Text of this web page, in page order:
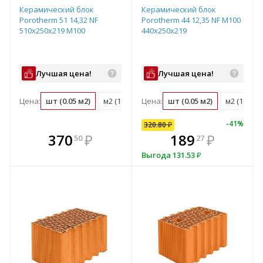
Керамический блок
Porotherm 51 14,32 NF
510х250х219 М100
Лучшая цена!
Цена: шт (0.05 м2) м2 (18.3 шт) м3 (35.8 шт) поддон (50
37050 ₽
В комплекте
всегда выгоднее!
Керамический блок
Porotherm 44 12,35 NF М100
440x250x219
Лучшая цена!
Цена: шт (0.05 м2) м2 (18.3
32080
320.80₽ -41%
189 27 ₽
Выгода 131.53₽